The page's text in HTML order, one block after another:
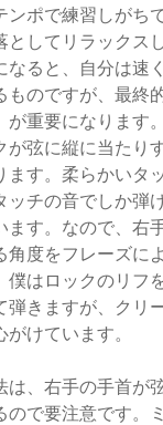
ンポで練習しがち
としてリラックス
なると、自分は速
ものですが、最終
が重要になります
が弦に縦に当たり
ます。柔らかいタ
ッチの音でしか弾
す。なので、右
角度をフレーズに
僕はロックのリフ
弾きますが、クリ
けています。
は、右手の手首が
ので要注意です。